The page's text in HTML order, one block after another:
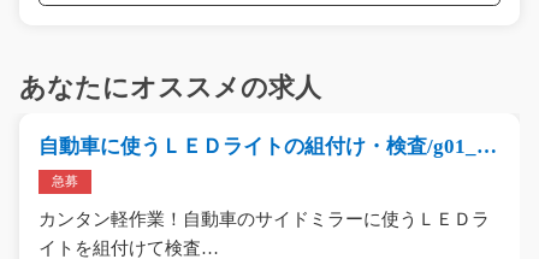
あなたにオススメの求人
自動車に使うＬＥＤライトの組付け・検査/g01_00
121
急募
カンタン軽作業！自動車のサイドミラーに使うＬＥＤラ
イトを組付けて検査…